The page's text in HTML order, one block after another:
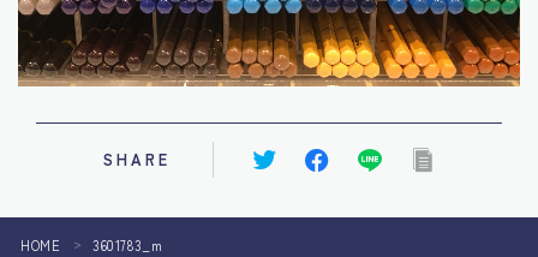
SHARE
HOME ＞ 3601783_m